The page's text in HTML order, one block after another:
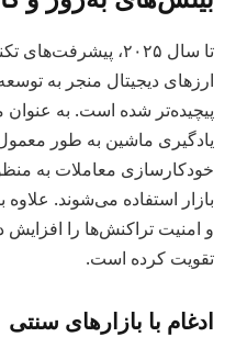
تا سال ۲۰۲۵،
ارزهای دیجیتال منجر به
یادگیری ماشین به طور
بازار استفاده می‌شوند.
و امنیت تراکنش‌ها را افزایش
تقویت کرده است.
ادغام با بازارهای سنتی